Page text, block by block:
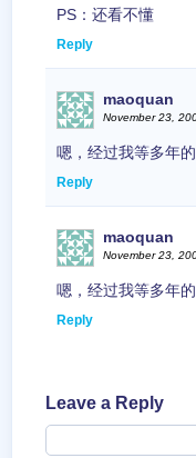
PS：还看不懂
Reply
maoquan
November 23,
嗯，经过我等多年
Reply
maoquan
November 23,
嗯，经过我等多年
Reply
Leave a Reply